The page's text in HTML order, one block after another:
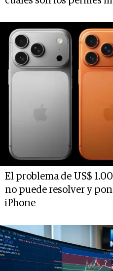
El problema de US$
no puede resolver y
iPhone